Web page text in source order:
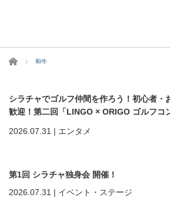
ホーム 和牛
シラチャでゴルフ仲間を作ろう！初心者・
歓迎！第二回「LINGO × ORIGO ゴルフコ
2026.07.31 | エンタメ
第1回 シラチャ独身会 開催！
2026.07.31 | イベント・ステージ